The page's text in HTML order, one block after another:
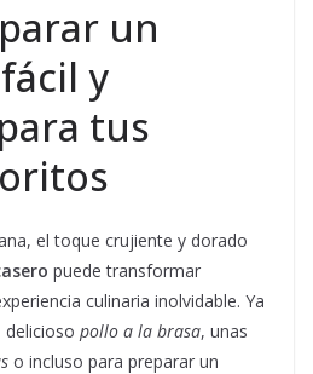
un
y
tus
el toque crujiente y dorado
puede transformar
culinaria inolvidable. Ya
delicioso pollo a la brasa, unas
o incluso para preparar un